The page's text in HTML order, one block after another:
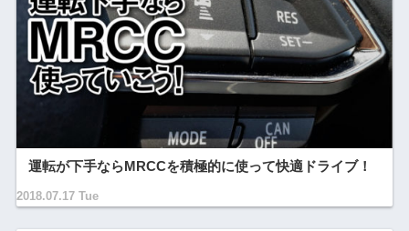
2018.07.17 Tue
運転が下手ならMRCCを積極的に使って快適ドライブ！